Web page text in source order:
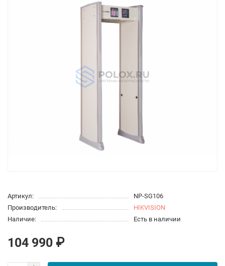
Артикул:
NP-SG106
Производитель:
HIKVISION
Наличие:
Есть в наличии
104 990 ₽